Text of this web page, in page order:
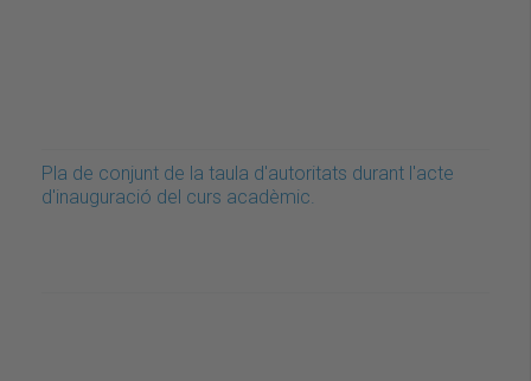
Pla de conjunt de la taula d'autoritats durant l'acte
d'inauguració del curs acadèmic.